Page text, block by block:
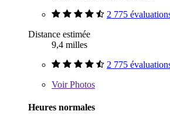
2 775
Distance estimée
9,4 milles
2 775
VoirPhotos
Heures normales